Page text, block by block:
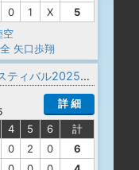
0 1 X
5
空
矢口歩翔
エンジョイ！軟式野球フェスティバル2025山形県大会
詳 細
4 5 6
計
0 2 0
6